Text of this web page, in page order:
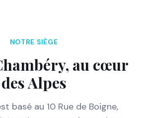
NOTRE SIÈGE
au cœur
des Alpes
basé au 10 Rue de Boigne,